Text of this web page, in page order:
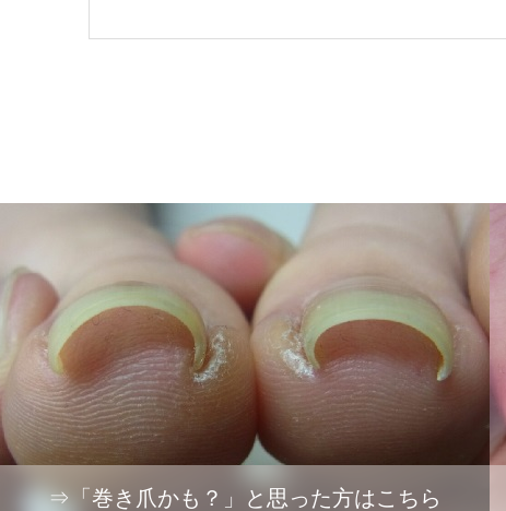
⇒「巻き爪かも？」と思った方はこちら